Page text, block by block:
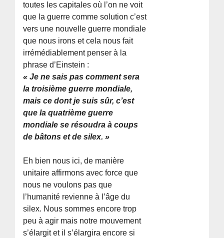
toutes les capitales où l’on ne voit
que la guerre comme solution c’est
vers une nouvelle guerre mondiale
que nous irons et cela nous fait
irrémédiablement penser à la
phrase d’Einstein :
« Je ne sais pas comment sera
la troisième guerre mondiale,
mais ce dont je suis sûr, c’est
que la quatrième guerre
mondiale se résoudra à coups
de bâtons et de silex. »
Eh bien nous ici, de manière
unitaire affirmons avec force que
nous ne voulons pas que
l’humanité revienne à l’âge du
silex. Nous sommes encore trop
peu à agir mais notre mouvement
s’élargit et il s’élargira encore si